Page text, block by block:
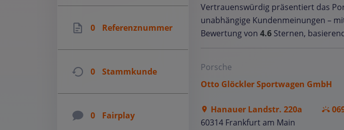
Vertrauenswürdig präsentiert das
unabhängige Kundenmeinungen –
Bewertung von 4.6 Sternen,
Porsche
Otto Glöckler Sportwagen GmbH
Hanauer Landstr. 220a
60314 Frankfurt am Main
0 Referenznummer
0 Stammkunde
0 Fairplay